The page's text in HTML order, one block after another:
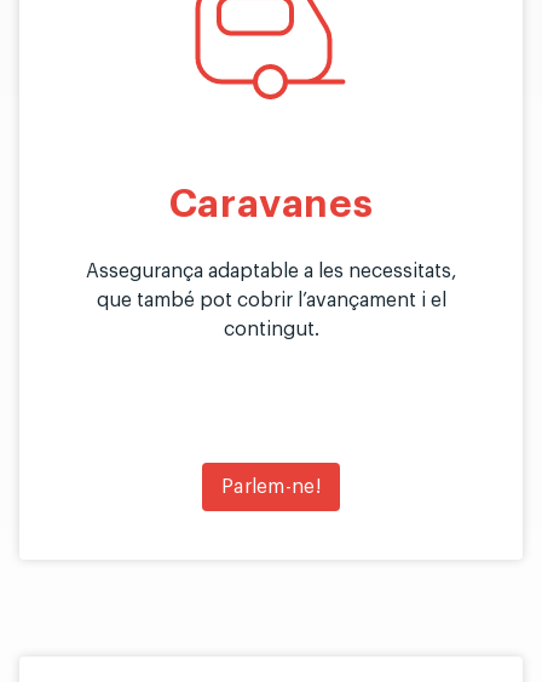
Caravanes
Assegurança adaptable a les necessitats,
que també pot cobrir l’avançament i el
contingut.
Parlem-ne!